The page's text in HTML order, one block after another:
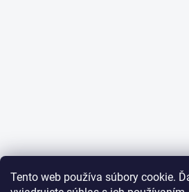
Tento web používa súbory cookie.